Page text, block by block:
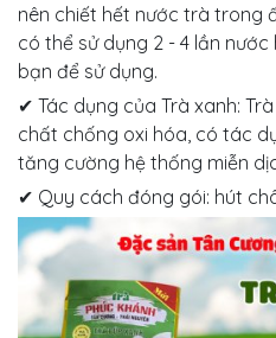
nên chiết hết nước trà trong
có thể sử dụng 2 - 4 lần
bạn để sử dụng.
✔ Tác dụng của Trà xanh:
chất chống oxi hóa, có tác
tăng cường hệ thống miễn
✔ Quy cách đóng gói: hút